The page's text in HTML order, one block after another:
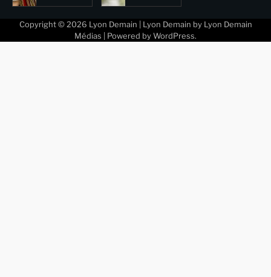
Copyright © 2026 Lyon Demain | Lyon Demain by Lyon Demain
Médias | Powered by WordPress.